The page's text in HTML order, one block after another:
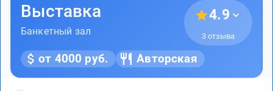
Выставка
Банкетный зал
4.9
3 отзыва
от 4000 руб. Авторская